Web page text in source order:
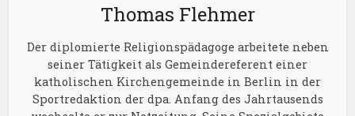
Thomas Flehmer
Der diplomierte Religionspädagoge arbeitete neben
seiner Tätigkeit als Gemeindereferent einer
katholischen Kirchengemeinde in Berlin in der
Sportredaktion der dpa. Anfang des Jahrtausends